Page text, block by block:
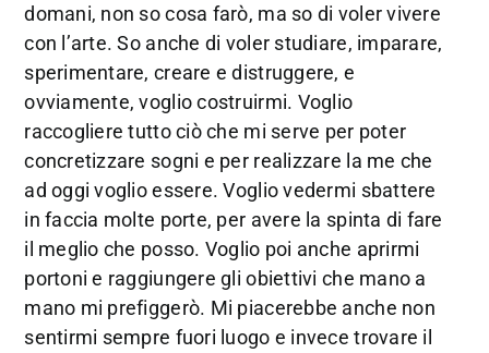
domani, non so cosa farò, ma so di voler vivere
con l’arte. So anche di voler studiare, imparare,
sperimentare, creare e distruggere, e
ovviamente, voglio costruirmi. Voglio
raccogliere tutto ciò che mi serve per poter
concretizzare sogni e per realizzare la me che
ad oggi voglio essere. Voglio vedermi sbattere
in faccia molte porte, per avere la spinta di fare
il meglio che posso. Voglio poi anche aprirmi
portoni e raggiungere gli obiettivi che mano a
mano mi prefiggerò. Mi piacerebbe anche non
sentirmi sempre fuori luogo e invece trovare il